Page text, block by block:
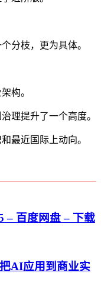
分枝，更为具体。
构。
理提升了一个高度。
最近国际上动向。
– 百度网盘 – 下载
AI应用到商业实